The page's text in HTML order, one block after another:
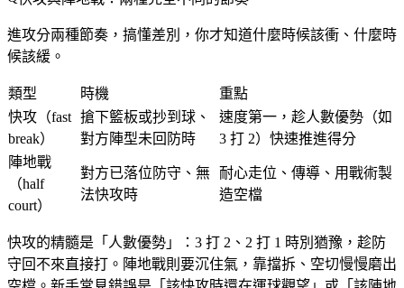
進攻分兩種節奏，搞懂差別，你才知道什麼時候該衝、什麼時
候該緩。
類型 時機
重點
快攻（fast
break）
搶下籃板或抄到球、
對方陣型未回防時
速度第一，趁人數優勢（如
3 打 2）快速推進得分
陣地戰
（half
court）
對方已落位防守、無
法快攻時
耐心走位、傳導、用戰術製
造空檔
快攻的精髓是「人數優勢」：3 打 2、2 打 1 時別猶豫，趁防
守回不來直接打。陣地戰則要沉住氣，靠擋拆、空切慢慢磨出